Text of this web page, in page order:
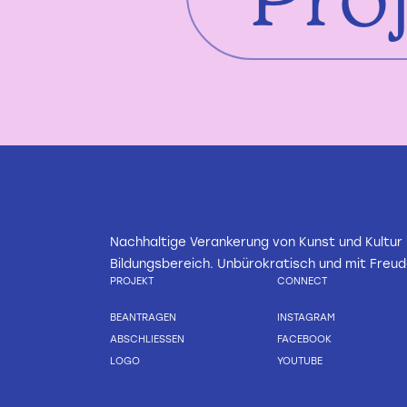
Nachhaltige Verankerung von Kunst und Kultur
Bildungsbereich. Unbürokratisch und mit
PROJEKT
BEANTRAGEN
ABSCHLIESSEN
LOGO
CONNECT
INSTAGRAM
FACEBOOK
YOUTUBE